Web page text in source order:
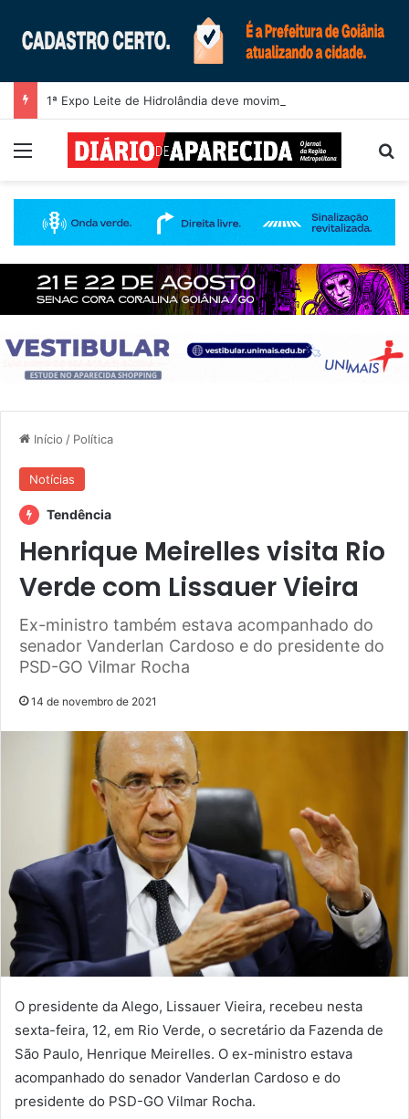
Menu
Início / Política
Notícias
Tendência
Henrique Meirelles visita Rio
Verde com Lissauer Vieira
Ex-ministro também estava acompanhado do
senador Vanderlan Cardoso e do presidente do
PSD-GO Vilmar Rocha
14 de novembro de 2021
O presidente da Alego, Lissauer Vieira, recebeu nesta
sexta-feira, 12, em Rio Verde, o secretário da Fazenda de
São Paulo, Henrique Meirelles. O ex-ministro estava
acompanhado do senador Vanderlan Cardoso e do
presidente do PSD-GO Vilmar Rocha.